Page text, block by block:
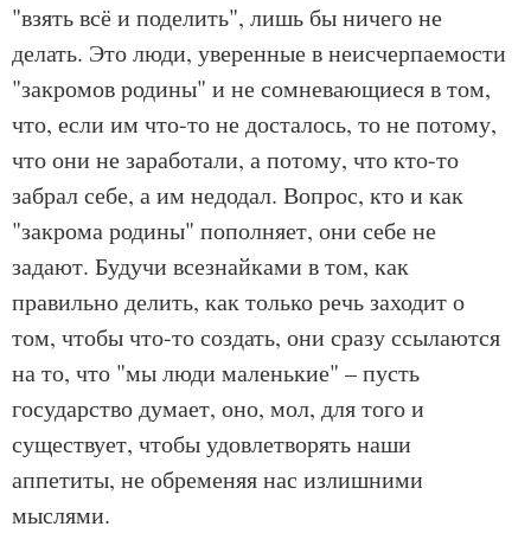
"взять всё и поделить", лишь бы ничего не
делать. Это люди, уверенные в неисчерпаемости
"закромов родины" и не сомневающиеся в том,
что, если им что-то не досталось, то не потому,
что они не заработали, а потому, что кто-то
забрал себе, а им недодал. Вопрос, кто и как
"закрома родины" пополняет, они себе не
задают. Будучи всезнайками в том, как
правильно делить, как только речь заходит о
том, чтобы что-то создать, они сразу ссылаются
на то, что "мы люди маленькие" – пусть
государство думает, оно, мол, для того и
существует, чтобы удовлетворять наши
аппетиты, не обременяя нас излишними
мыслями.